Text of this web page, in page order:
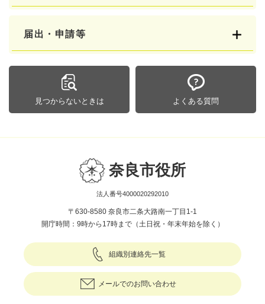
届出・申請等
見つからないときは よくある質問
奈良市役所
法人番号4000020292010
〒630-8580 奈良市二条大路南一丁目1-1
開庁時間：9時から17時まで（土日祝・年末年始を除く）
組織別連絡先一覧
メールでのお問い合わせ